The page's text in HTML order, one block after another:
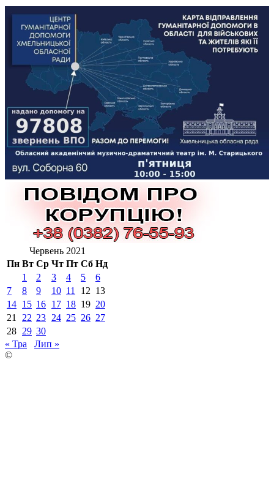
Червень 2021
Пн Вт Ср Чт Пт Сб Нд
1
2 3 4 5
6
7
8 9 10 11 12 13
14 15 16 17 18 19 20
21 22 23 24 25 26 27
28 29 30
« Тра
Лип »
©